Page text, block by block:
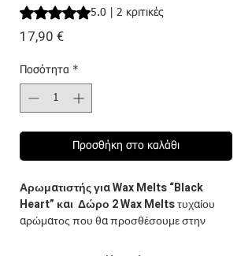
Rating is 5.0 out of five stars based on 2
5.0 | 2 κριτικές
17,90 €Τιμή
Ποσότητα *
Προσθήκη στο καλάθι
Αρωματιστής για Wax Melts “Black
Heart” και Δώρο 2 Wax Meltsτυχαίου
αρώματος που θα προσθέσουμε στην